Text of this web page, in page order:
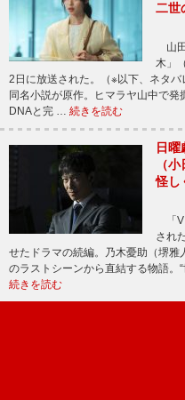
二世
山
木」
2日に放送された。（※以下、ネタ
同名小説が原作。ヒマラヤ山中で
DNAと完 … 続きを読む
日
（
怪し
「
され
せたドラマの続編。乃木憂助（堺
のラストシーンから直結する物語。
続きを読む